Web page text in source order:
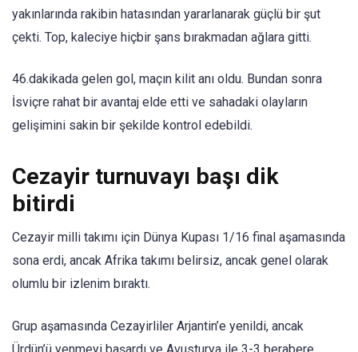
yakınlarında rakibin hatasından yararlanarak güçlü bir şut
çekti. Top, kaleciye hiçbir şans bırakmadan ağlara gitti.
46.dakikada gelen gol, maçın kilit anı oldu. Bundan sonra
İsviçre rahat bir avantaj elde etti ve sahadaki olayların
gelişimini sakin bir şekilde kontrol edebildi.
Cezayir turnuvayı başı dik
bitirdi
Cezayir milli takımı için Dünya Kupası 1/16 final aşamasında
sona erdi, ancak Afrika takımı belirsiz, ancak genel olarak
olumlu bir izlenim bıraktı.
Grup aşamasında Cezayirliler Arjantin’e yenildi, ancak
Ürdün’ü yenmeyi başardı ve Avusturya ile 3-3 berabere